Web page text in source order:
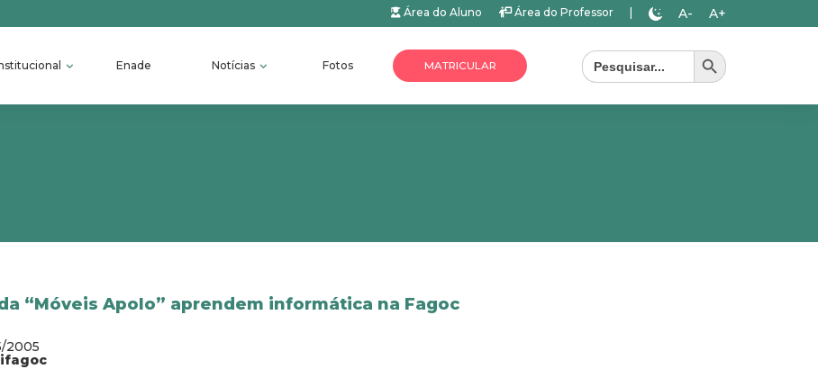
Área do Aluno Área do Professor A- A+
Enade Notícias Fotos MATRICULAR
Search
for:
Search Button
“Móveis Apolo” aprendem informática na Fagoc
2005